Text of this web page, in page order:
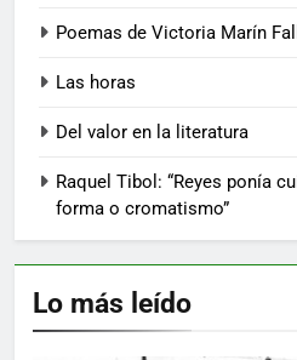
Poemas de Victoria Marín
Las horas
Del valor en la literatura
Raquel Tibol: “Reyes ponía
forma o cromatismo”
Lo más leído